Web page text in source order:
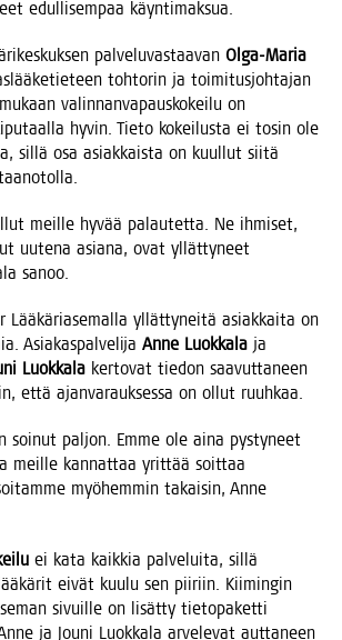
edul­li­sem­paa käyntimaksua.
pal­ve­lu­vas­taa­van Olga-Maria
toh­to­rin ja toi­mi­tus­joh­ta­jan
mukaan valin­nan­va­paus­ko­kei­lu on
hyvin. Tie­to kokei­lus­ta ei tosin ole
sil­lä osa asiak­kais­ta on kuul­lut sii­tä
meil­le hyvää palau­tet­ta. Ne ihmi­set,
uute­na asia­na, ovat yllät­ty­neet
sanoo.
Lää­kä­ria­se­mal­la yllät­ty­nei­tä asiak­kai­ta on
Asia­kas­pal­ve­li­ja Anne Luok­ka­la ja
Luok­ka­la ker­to­vat tie­don saa­vut­ta­neen
että ajan­va­rauk­ses­sa on ollut ruuhkaa.
soi­nut pal­jon. Emme ole aina pys­ty­neet
meil­le kan­nat­taa yrit­tää soit­taa
myö­hem­min takai­sin, Anne
ei kata kaik­kia pal­ve­lui­ta, sil­lä
eivät kuu­lu sen pii­riin. Kii­min­gin
sivuil­le on lisät­ty tie­to­pa­ket­ti
ja Jou­ni Luok­ka­la arve­le­vat aut­ta­neen